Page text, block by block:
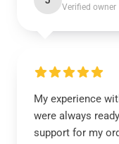
Verified owner
My experience
were always
support for my